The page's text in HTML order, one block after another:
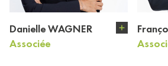
Danielle WAGNER
Associée